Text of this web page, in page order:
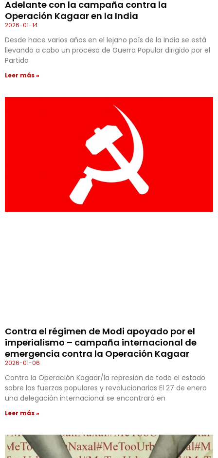
Adelante con la campaña contra la
Operación Kagaar en la India
2026-01-14
Desde hace varios años en el lejano país de la India se está
llevando a cabo un proceso de Guerra Popular dirigido por el
Partido
Leer más »
Contra el régimen de Modi apoyado por el
imperialismo – campaña internacional de
emergencia contra la Operación Kagaar
2026-01-06
Contra la Operación Kagaar/la represión de todo el estado
sobre las fuerzas populares y revolucionarias El 27 de enero
una delegación internacional se encontrará en
Leer más »